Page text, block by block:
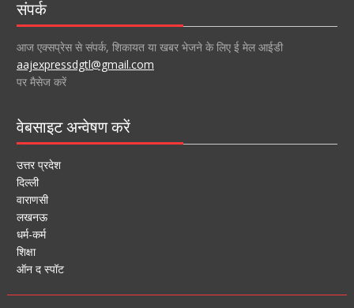
संपर्क
आज एक्सप्रेस से संपर्क, शिकायत या खबर भेजने के लिए ई मेल आईडी
aajexpressdgtl@gmail.com
पर मैसेज करें
वेबसाइट अन्वेषण करें
उत्तर प्रदेश
दिल्ली
वाराणसी
लखनऊ
धर्म-कर्म
शिक्षा
ऑन द स्पॉट